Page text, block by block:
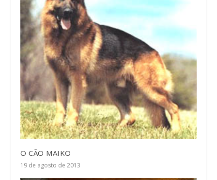
O CÃO MAIKO
19 de agosto de 2013